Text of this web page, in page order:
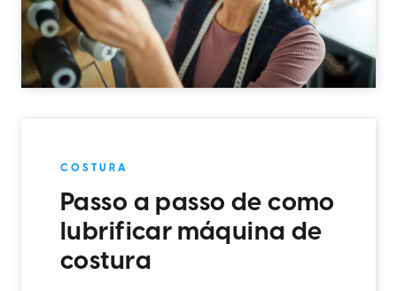
COSTURA
Passo a passo de como
lubrificar máquina de
costura